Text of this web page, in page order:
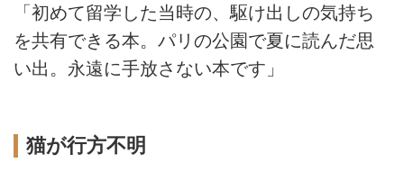
「初めて留学した当時の、駆け出しの気持ち
を共有できる本。パリの公園で夏に読んだ思
い出。永遠に手放さない本です」
猫が行方不明